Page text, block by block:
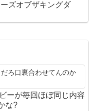
ズオブザキングダ
ろ口裏合わせてんのか
ーが毎回ほぼ同じ内容
な?